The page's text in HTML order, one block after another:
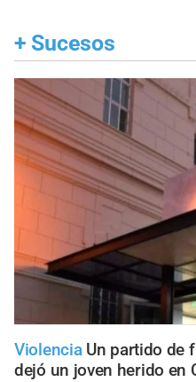
+ Sucesos
Violencia Un partido de
dejó un joven herido en